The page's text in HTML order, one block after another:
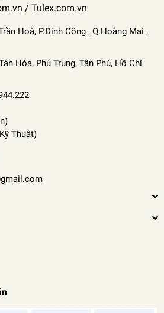
/ Tulex.com.vn
Hoà, P.Định Công , Q.Hoàng Mai ,
Hóa, Phú Trung, Tân Phú, Hồ Chí
Kỹ Thuật)